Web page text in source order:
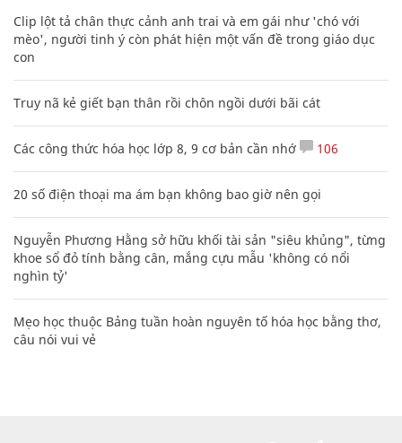
Clip lột tả chân thực cảnh anh trai và em gái như 'chó với
mèo', người tinh ý còn phát hiện một vấn đề trong giáo dục
con
Truy nã kẻ giết bạn thân rồi chôn ngồi dưới bãi cát
Các công thức hóa học lớp 8, 9 cơ bản cần nhớ 106
20 số điện thoại ma ám bạn không bao giờ nên gọi
Nguyễn Phương Hằng sở hữu khối tài sản "siêu khủng", từng
khoe sổ đỏ tính bằng cân, mắng cựu mẫu 'không có nổi
nghìn tỷ'
Mẹo học thuộc Bảng tuần hoàn nguyên tố hóa học bằng thơ,
câu nói vui vẻ